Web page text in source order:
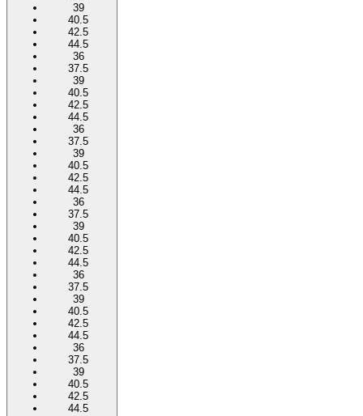
39
40.5
42.5
44.5
36
37.5
39
40.5
42.5
44.5
36
37.5
39
40.5
42.5
44.5
36
37.5
39
40.5
42.5
44.5
36
37.5
39
40.5
42.5
44.5
36
37.5
39
40.5
42.5
44.5